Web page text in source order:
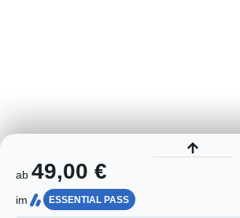
ab 49,00 €
im ESSENTIAL PASS